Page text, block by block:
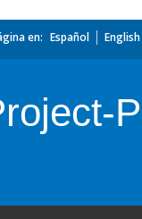
en: Español English